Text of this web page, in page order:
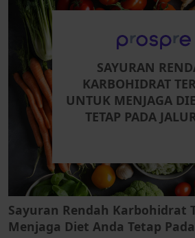
SAYURAN
KARBOHIDRAT
UNTUK MENJAGA
TETAP PADA
Sayuran Rendah Karbohidrat
Menjaga Diet Anda Tetap